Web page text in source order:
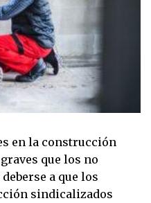
en la construcción
que los no
a que los
sindicalizados